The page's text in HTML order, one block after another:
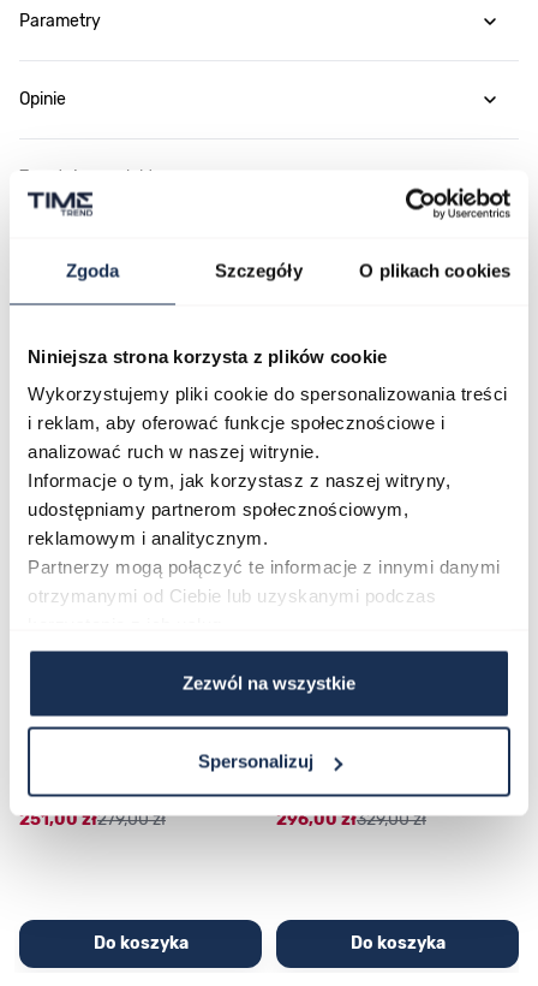
Zgoda Szczegóły O plikach cookies
Niniejsza strona korzysta z plików cookie
Wykorzystujemy pliki cookie do spersonalizowania treści
i reklam, aby oferować funkcje społecznościowe i
analizować ruch w naszej witrynie.
Informacje o tym, jak korzystasz z naszej witryny,
udostępniamy partnerom społecznościowym,
reklamowym i analitycznym.
Partnerzy mogą połączyć te informacje z innymi danymi
otrzymanymi od Ciebie lub uzyskanymi podczas
Zezwól na wszystkie
Spersonalizuj
Parametry
Opinie
Zapytaj o produkt
Najczęściej kupowane
Poruszanie się po elementach karuzeli jest możliwe za pomocą
Naciśnij, aby pominąć karuzelę
Naciśnij, aby przejść do nawigacji karuzeli
CASIO Sport AE-1200WHD-
251,00 zł279,00 zł
Do koszyka
Casio Sport AQ-230GA-
03311457
296,00 zł329,00 zł
Do koszyka